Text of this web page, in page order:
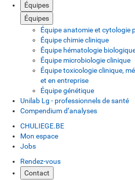
Équipes
Équipes
Équipe anatomie et cytologie
Équipe chimie clinique
Équipe hématologie
Équipe microbiologie clinique
Équipe toxicologie clinique,
et en entreprise
Équipe génétique
Unilab Lg - professionnels de santé
Compendium d’analyses
CHULIEGE.BE
Mon espace
Jobs
Rendez-vous
Contact